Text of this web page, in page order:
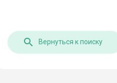
Вернуться к поиску